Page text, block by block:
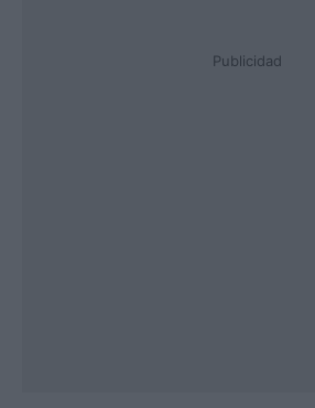
Publicidad